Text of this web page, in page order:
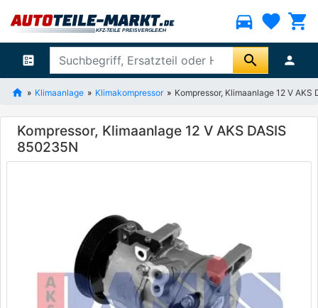
directions_car favorite shopping_cart
ballot search person
Klimaanlage Klimakompressor Kompressor, Klimaanlage 12 V AKS
Kompressor, Klimaanlage 12 V AKS DASIS
850235N